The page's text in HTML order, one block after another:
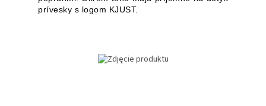
prívesky s logom KJUST.